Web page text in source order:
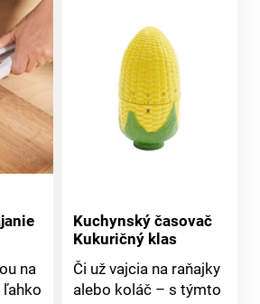
x 7
na
ľahko
Kuchynský časovač
Kukuričný klas
Či už vajcia na raňajky
alebo koláč – s týmto